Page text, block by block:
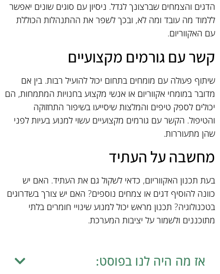
הדגים והצמחים שברצונך לגדל. ניסיון עם סוגים שונים יאפשר
ללמוד מה עובד ומה לא, ובכך לשפר את ההתנהלות הכוללת
עם האקווריום.
קשר עם גורמים מקצועיים
שיתוף פעולה עם מומחים בתחום יכול להועיל רבות. בין אם
מדובר במומחי אקווריום או אנשי מקצוע בחנויות המתמחות, הם
יכולים לספק טיפים והמלצות שיסייעו בשיפור התחזוקה
והטיפול. הקשר עם גורמים מקצועיים עשוי למנוע בעיות לפני
שהן מתעוררות.
מחשבה על העתיד
בעת תכנון האקווריום, כדאי לשקול גם את העתיד. האם יש
כוונה להוסיף דגים או צמחים נוספים? האם יש צורך בשדרוגים
בטכנולוגיה? תכנון מראש יכול למנוע שינויי חומרים בלתי
מתוכננים ולשמור על יציבות המערכת.
אז מה היה לנו בפוסט: